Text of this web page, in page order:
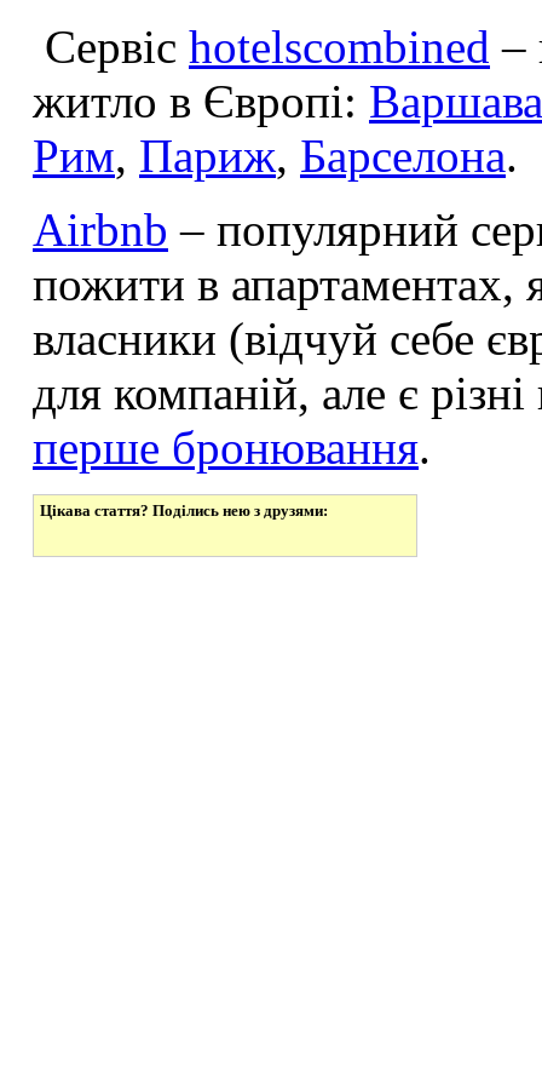
Сервіс hotelscombined –
житло в Європі: Варшава
Рим, Париж, Барселона.
Airbnb – популярний
пожити в апартаментах,
власники (відчуй себе
для компаній, але є
перше бронювання.
Цікава стаття? Поділись нею з друзями: